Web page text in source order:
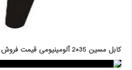
کابل مسین 35*2 آلومینیومی قیمت فروش عمده